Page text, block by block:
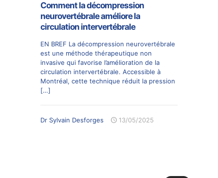
Comment la décompression
neurovertébrale améliore la
circulation intervertébrale
EN BREF La décompression neurovertébrale
est une méthode thérapeutique non
invasive qui favorise l’amélioration de la
circulation intervertébrale. Accessible à
Montréal, cette technique réduit la pression
[…]
Dr Sylvain Desforges 13/05/2025